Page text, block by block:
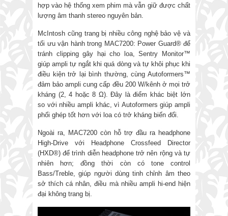
hợp vào hệ thống xem phim mà vẫn giữ được chất
lượng âm thanh stereo nguyên bản.
McIntosh cũng trang bị nhiều công nghệ bảo vệ và
tối ưu vận hành trong MAC7200: Power Guard® để
tránh clipping gây hại cho loa, Sentry Monitor™
giúp ampli tự ngắt khi quá dòng và tự khôi phục khi
điều kiện trở lại bình thường, cùng Autoformers™
đảm bảo ampli cung cấp đều 200 W/kênh ở mọi trở
kháng (2, 4 hoặc 8 Ω). Đây là điểm khác biệt lớn
so với nhiều ampli khác, vì Autoformers giúp ampli
phối ghép tốt hơn với loa có trở kháng biến đổi.
Ngoài ra, MAC7200 còn hỗ trợ đầu ra headphone
High-Drive với Headphone Crossfeed Director
(HXD®) để trình diễn headphone trở nên rộng và tự
nhiên hơn; đồng thời còn có tone control
Bass/Treble, giúp người dùng tinh chỉnh âm theo
sở thích cá nhân, điều mà nhiều ampli hi-end hiện
đại không trang bị.